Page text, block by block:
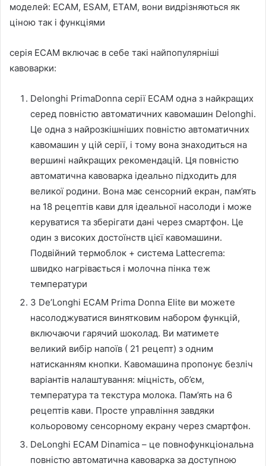
моделей: ECAM, ESAM, ETAM, вони видрізняються як
ціною так і функціями
серія ECAM включає в себе такі найпопулярніші
кавоварки:
Delonghi PrimaDonna серії ECAM одна з найкращих
серед повністю автоматичних кавомашин Delonghi.
Це одна з найрозкішніших повністю автоматичних
кавомашин у цій серії, і тому вона знаходиться на
вершині найкращих рекомендацій. Ця повністю
автоматична кавоварка ідеально підходить для
великої родини. Вона має сенсорний екран, пам’ять
на 18 рецептів кави для ідеальної насолоди і може
керуватися та зберігати дані через смартфон. Це
один з високих достоїнств цієї кавомашини.
Подвійний термоблок + система Lattecrema:
швидко нагрівається і молочна пінка теж
температури
З De’Longhi ECAM Prima Donna Elite ви можете
насолоджуватися винятковим набором функцій,
включаючи гарячий шоколад. Ви матимете
великий вибір напоїв ( 21 рецепт) з одним
натисканням кнопки. Кавомашина пропонує безліч
варіантів налаштування: міцність, об’єм,
температура та текстура молока. Пам’ять на 6
рецептів кави. Просте управління завдяки
кольоровому сенсорному екрану через смартфон.
DeLonghi ECAM Dinamica – це повнофункціональна
повністю автоматична кавоварка за доступною